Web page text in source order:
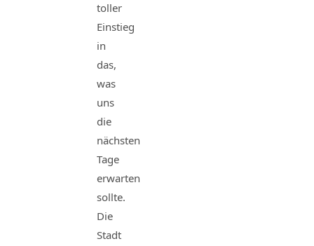
toller
Einstieg
in
das,
was
uns
die
nächsten
Tage
erwarten
sollte.
Die
Stadt